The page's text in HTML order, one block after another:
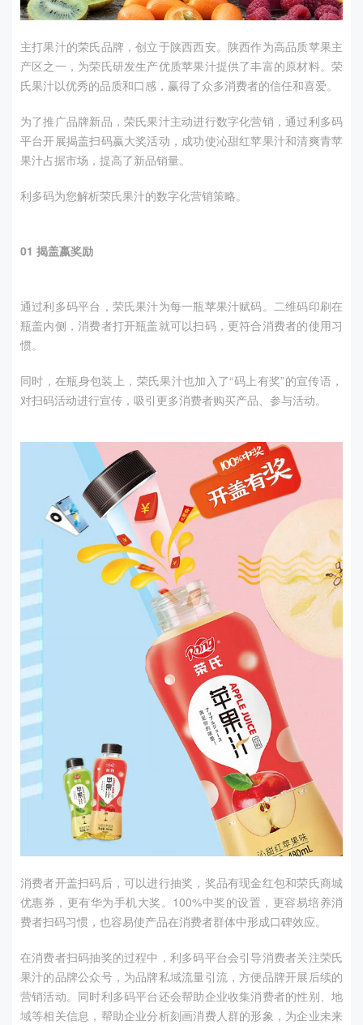
主打果汁的荣氏品牌，创立于陕西西安。陕西作为高品质苹果主
产区之一，为荣氏研发生产优质苹果汁提供了丰富的原材料。荣
氏果汁以优秀的品质和口感，赢得了众多消费者的信任和喜爱。
为了推广品牌新品，荣氏果汁主动进行数字化营销，通过利多码
平台开展揭盖扫码嬴大奖活动，成功使沁甜红苹果汁和清爽青苹
果汁占据市场，提高了新品销量。
利多码为您解析荣氏果汁的数字化营销策略。
01 揭盖嬴奖励
通过利多码平台，荣氏果汁为每一瓶苹果汁赋码。二维码印刷在
瓶盖内侧，消费者打开瓶盖就可以扫码，更符合消费者的使用习
惯。
同时，在瓶身包装上，荣氏果汁也加入了“码上有奖”的宣传语，
对扫码活动进行宣传，吸引更多消费者购买产品、参与活动。
消费者开盖扫码后，可以进行抽奖，奖品有现金红包和荣氏商城
优惠券，更有华为手机大奖。 100%中奖的设置，更容易培养消
费者扫码习惯，也容易使产品在消费者群体中形成口碑效应。
在消费者扫码抽奖的过程中，利多码平台会引导消费者关注荣氏
果汁的品牌公众号，为品牌私域流量引流，方便品牌开展后续的
营销活动。同时利多码平台还会帮助企业收集消费者的性别、地
域等相关信息，帮助企业分析刻画消费人群的形象，为企业未来